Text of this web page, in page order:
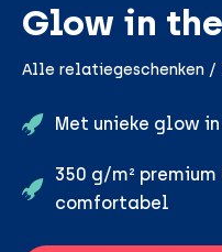
Glow in
Alle relatiegeschenken
Met unieke glow
350 g/m²
comfortabel